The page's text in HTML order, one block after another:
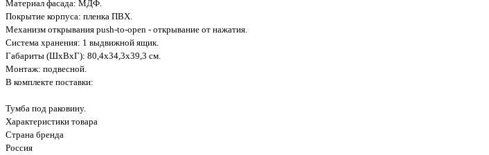
Материал фасада: МДФ.
Покрытие корпуса: пленка ПВХ.
Механизм открывания push-to-open - открывание от нажатия.
Система хранения: 1 выдвижной ящик.
Габариты (ШхВxГ): 80,4х34,3х39,3 см.
Монтаж: подвесной.
В комплекте поставки:
Тумба под раковину.
Характеристики товара
Страна бренда
Россия